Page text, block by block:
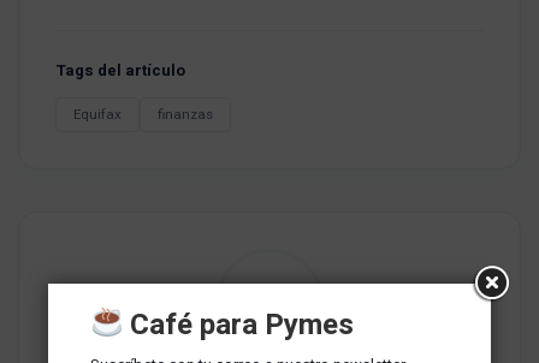
Tags del artículo
Equifax finanzas
Café para Pymes